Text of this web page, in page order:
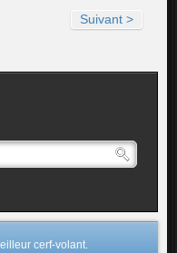
Suivant >
cerf-volant.